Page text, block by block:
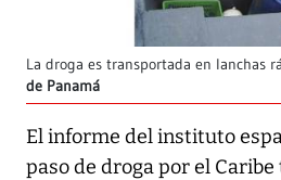
La droga es transportada en lanchas
de Panamá
El informe del instituto
paso de droga por el